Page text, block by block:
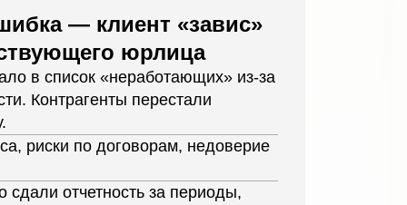
— клиент «завис»
юрлица
в список «неработающих» из-за
Контрагенты перестали
риски по договорам, недоверие
сдали отчетность за периоды,